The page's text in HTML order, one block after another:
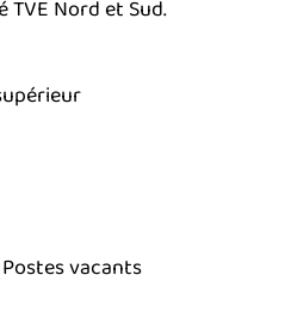
Nord et Sud.
vacants